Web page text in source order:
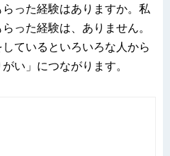
った経験はありますか。私
った経験は、ありません。
ているといろいろな人から
い」につながります。